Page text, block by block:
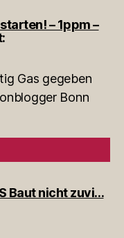
– 1ppm –
Gas gege­ben
Bonn
Baut nicht zuvi…